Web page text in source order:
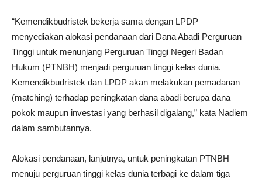
“Kemendikbudristek bekerja sama dengan LPDP
menyediakan alokasi pendanaan dari Dana Abadi Perguruan
Tinggi untuk menunjang Perguruan Tinggi Negeri Badan
Hukum (PTNBH) menjadi perguruan tinggi kelas dunia.
Kemendikbudristek dan LPDP akan melakukan pemadanan
(matching) terhadap peningkatan dana abadi berupa dana
pokok maupun investasi yang berhasil digalang,” kata Nadiem
dalam sambutannya.
Alokasi pendanaan, lanjutnya, untuk peningkatan PTNBH
menuju perguruan tinggi kelas dunia terbagi ke dalam tiga